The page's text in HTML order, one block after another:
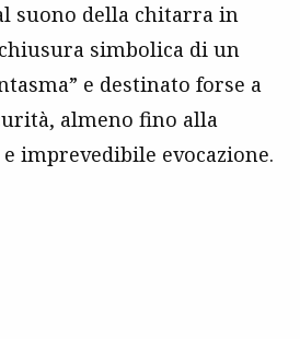
suono della chitarra in
simbolica di un
e destinato forse a
almeno fino alla
imprevedibile evocazione.